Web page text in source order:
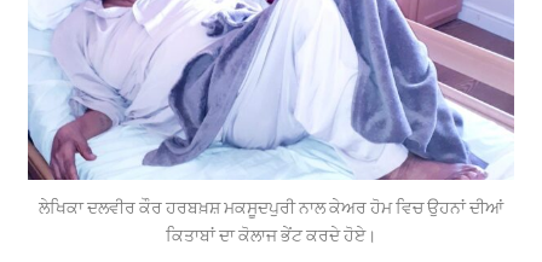
ਲੇਖਿਕਾ ਦਲਵੀਰ ਕੌਰ ਹਰਬਖ਼ਸ਼ ਮਕਸੂਦਪੁਰੀ ਨਾਲ ਕੇਅਰ ਹੋਮ ਵਿਚ ਉਹਨਾਂ ਦੀਆਂ
ਕਿਤਾਬਾਂ ਦਾ ਕੋਲਾਜ ਭੇਂਟ ਕਰਦੇ ਹੋਏ।